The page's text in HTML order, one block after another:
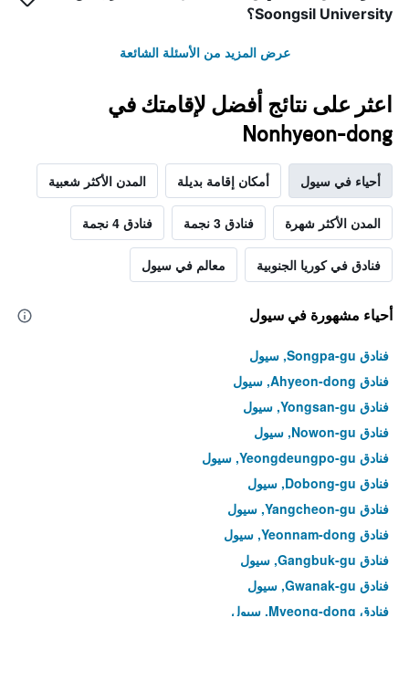
Soongsil University؟
عرض المزيد من الأسئلة الشائعة
اعثر على نتائج أفضل لإقامتك في
Nonhyeon-dong
أحياء في سيول أمكان إقامة بديلة المدن الأكثر شعبية
المدن الأكثر شهرة فنادق 3 نجمة فنادق 4 نجمة
فنادق في كوريا الجنوبية معالم في سيول
أحياء مشهورة في سيول
فنادق Songpa-gu, سيول
فنادق Ahyeon-dong, سيول
فنادق Yongsan-gu, سيول
فنادق Nowon-gu, سيول
فنادق Yeongdeungpo-gu, سيول
فنادق Dobong-gu, سيول
فنادق Yangcheon-gu, سيول
فنادق Yeonnam-dong, سيول
فنادق Gangbuk-gu, سيول
فنادق Gwanak-gu, سيول
فنادق Myeong-dong, سيول